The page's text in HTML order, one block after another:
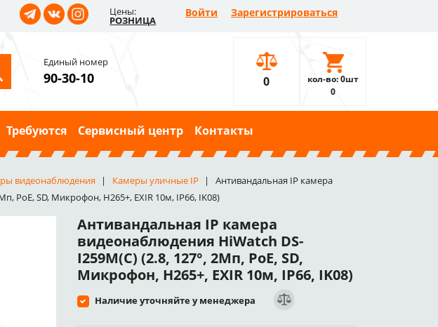
Цены:
РОЗНИЦА
Войти Зарегистрироваться
Единый номер
90-30-10 0
кол-во: 0шт
0
Требуются Сервисный центр Контакты
видеонаблюдения Камеры уличные IP
Антивандальная IP камера
PoE, SD, Микрофон, H265+, EXIR 10м, IP66, IK08)
Антивандальная IP камера
видеонаблюдения HiWatch DS-
I259M(C) (2.8, 127°, 2Мп, PoE, SD,
Микрофон, H265+, EXIR 10м, IP66, IK08)
Наличие уточняйте у менеджера